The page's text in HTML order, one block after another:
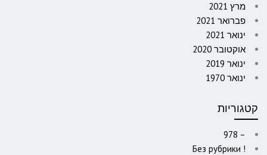
מרץ 2021
פברואר 2021
ינואר 2021
אוקטובר 2020
ינואר 2019
ינואר 1970
קטגוריות
– 978
! Без рубрики